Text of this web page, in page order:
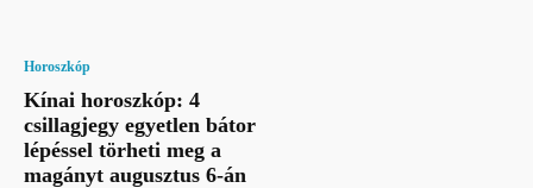
Horoszkóp
Kínai horoszkóp: 4
csillagjegy egyetlen bátor
lépéssel törheti meg a
magányt augusztus 6-án